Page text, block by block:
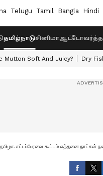
Telugu Tamil Bangla Hindi
தமிழ்நாடுசினிமாஆட்டோ
Mutton Soft And Juicy? Dry
சட்டப்பேரவை கூட்டம் எத்தனை நாட்கள்